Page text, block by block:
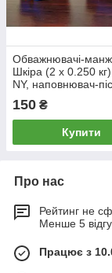
Обважнювачі-
Шкіра (2 x 0.250
NY, наповнювач-
150 ₴
Купити
Про нас
Рейтинг не
Менше 5
Працює з